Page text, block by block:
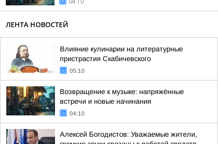
04:10
ЛЕНТА НОВОСТЕЙ
Влияние кулинарии на литературные
пристрастия Скабичевского
05:10
Возвращение к музыке: напряжённые
встречи и новые начинания
04:10
Алексей Богодистов: Уважаемые жители,